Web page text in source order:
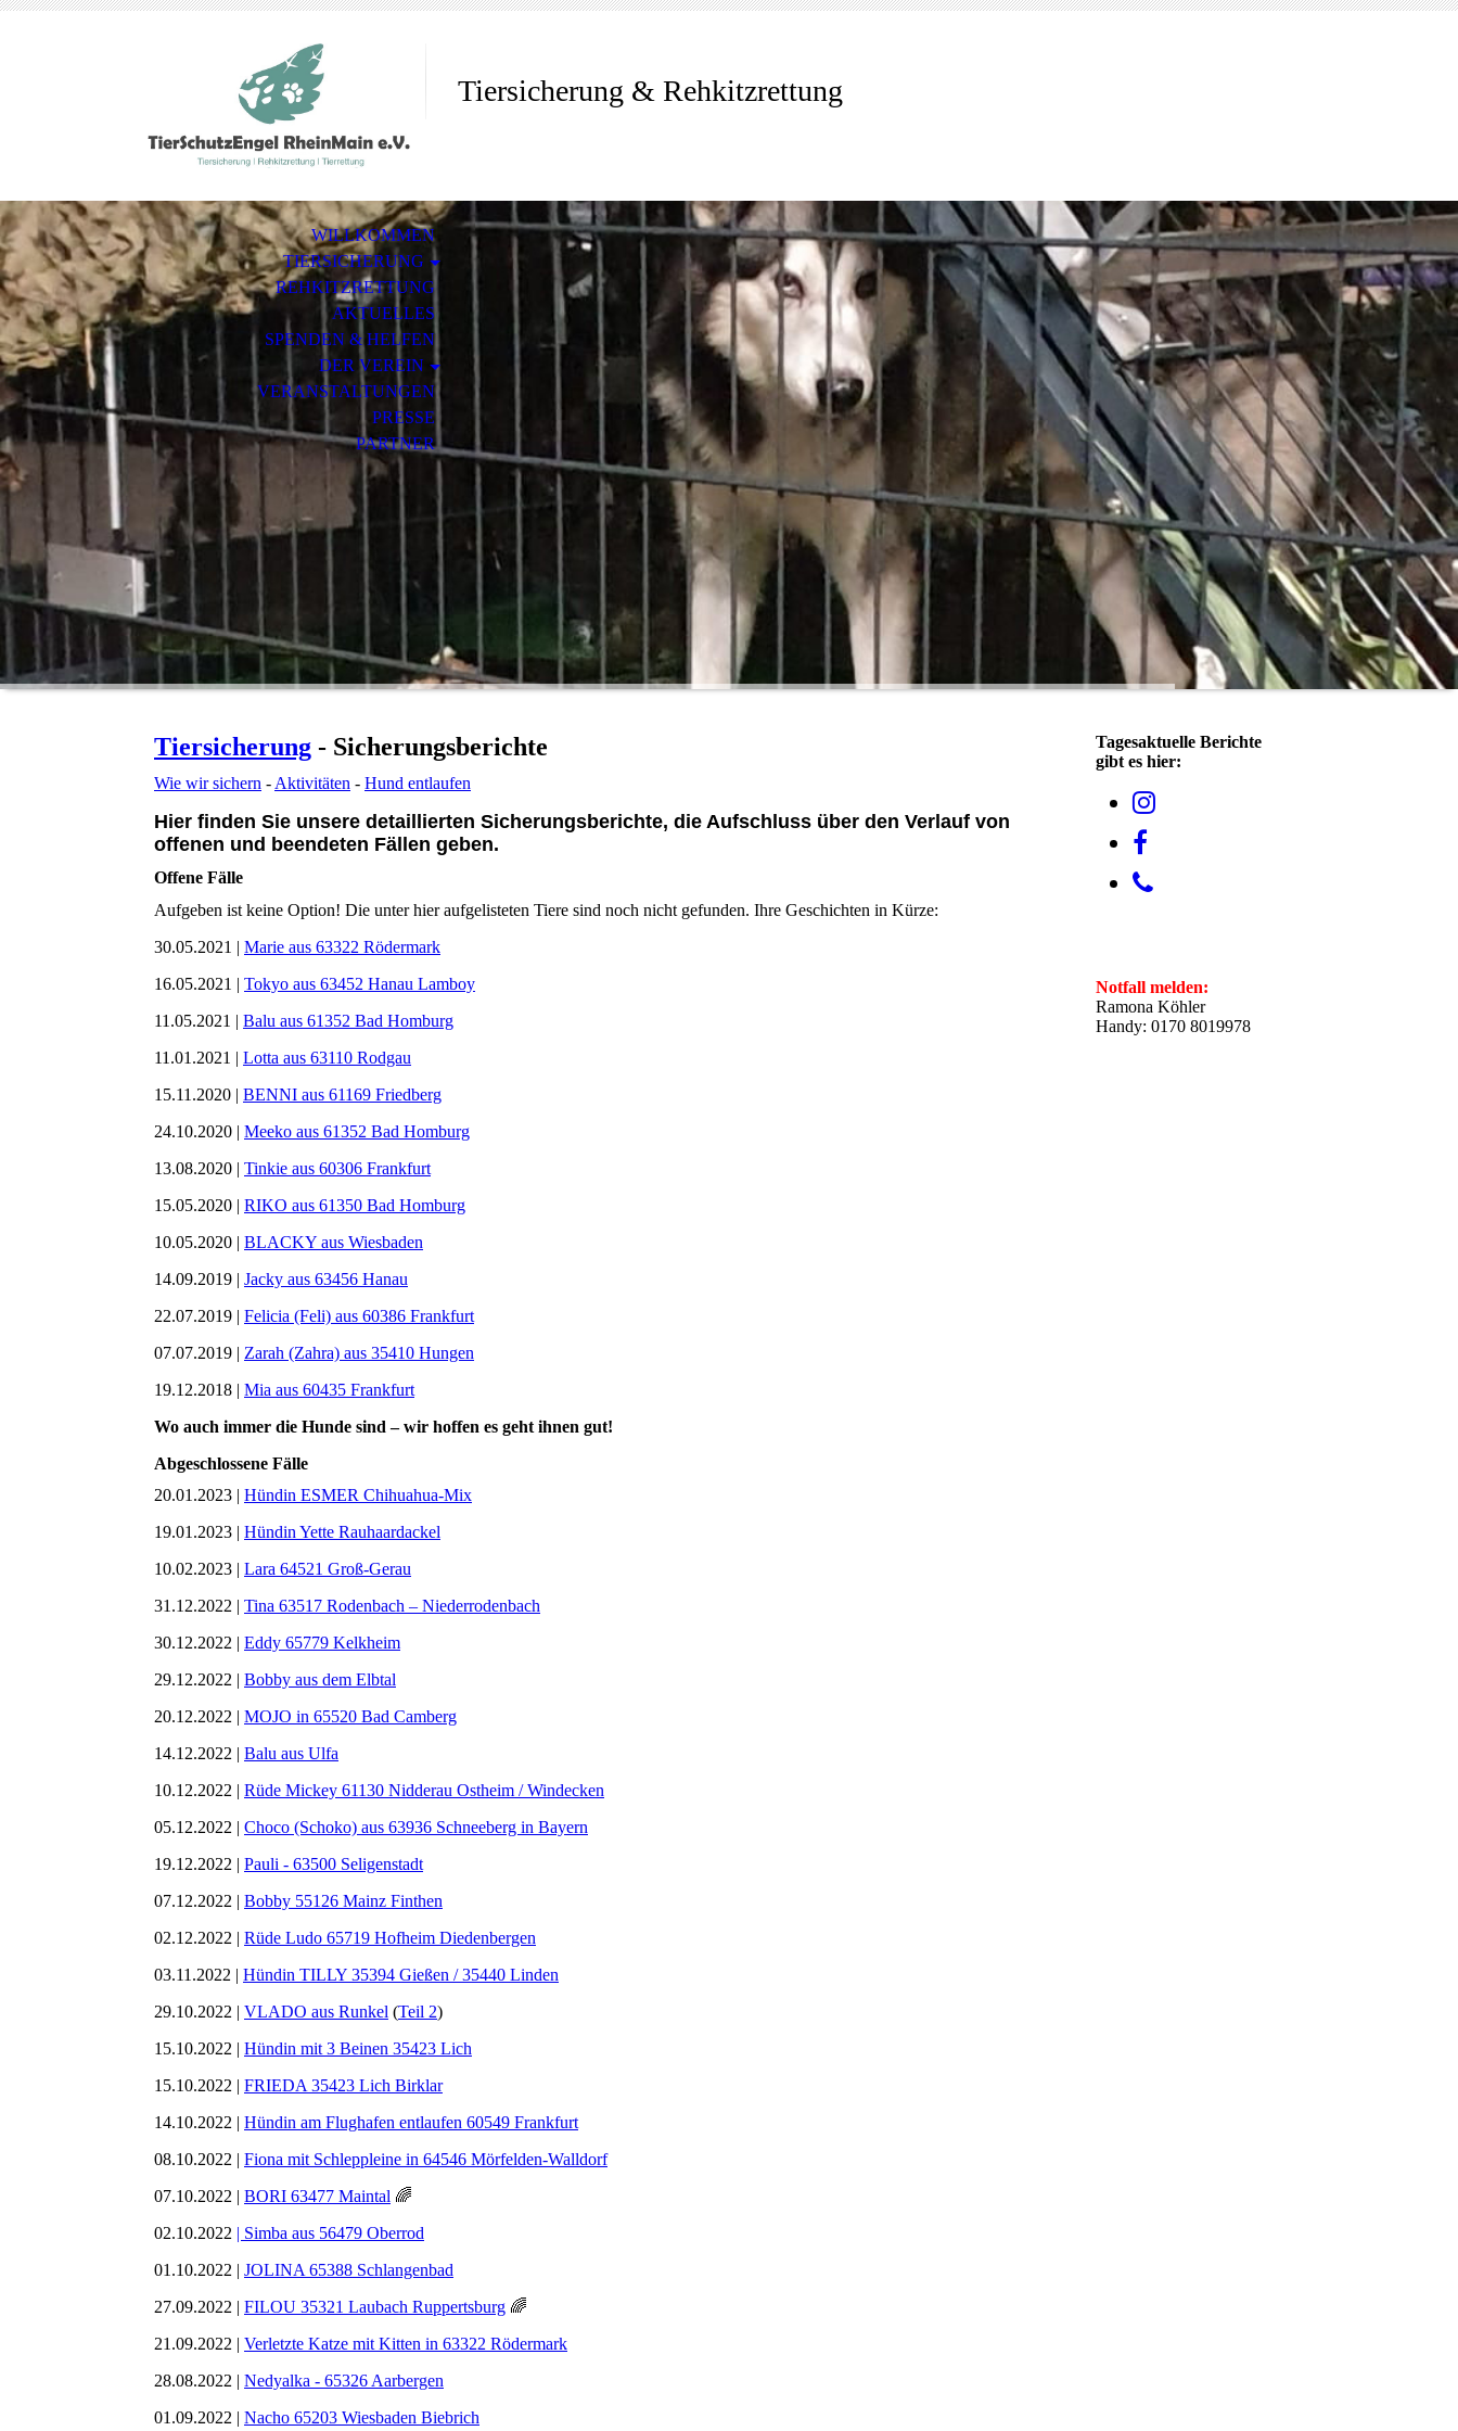
Tiersicherung & Rehkitzrettung
WILLKOMMEN
TIERSICHERUNG
REHKITZRETTUNG
AKTUELLES
SPENDEN & HELFEN
DER VEREIN
VERANSTALTUNGEN
PRESSE
PARTNER
Tiersicherung - Sicherungsberichte
Wie wir sichern - Aktivitäten - Hund entlaufen
Hier finden Sie unsere detaillierten Sicherungsberichte, die Aufschluss über den Verlauf von
offenen und beendeten Fällen geben.
Offene Fälle
Aufgeben ist keine Option! Die unter hier aufgelisteten Tiere sind noch nicht gefunden. Ihre Geschichten in Kürze:
30.05.2021 | Marie aus 63322 Rödermark
16.05.2021 | Tokyo aus 63452 Hanau Lamboy
11.05.2021 | Balu aus 61352 Bad Homburg
11.01.2021 | Lotta aus 63110 Rodgau
15.11.2020 | BENNI aus 61169 Friedberg
24.10.2020 | Meeko aus 61352 Bad Homburg
13.08.2020 | Tinkie aus 60306 Frankfurt
15.05.2020 | RIKO aus 61350 Bad Homburg
10.05.2020 | BLACKY aus Wiesbaden
14.09.2019 | Jacky aus 63456 Hanau
22.07.2019 | Felicia (Feli) aus 60386 Frankfurt
07.07.2019 | Zarah (Zahra) aus 35410 Hungen
19.12.2018 | Mia aus 60435 Frankfurt
Wo auch immer die Hunde sind – wir hoffen es geht ihnen gut!
Abgeschlossene Fälle
20.01.2023 | Hündin ESMER Chihuahua-Mix
19.01.2023 | Hündin Yette Rauhaardackel
10.02.2023 | Lara 64521 Groß-Gerau
31.12.2022 | Tina 63517 Rodenbach – Niederrodenbach
30.12.2022 | Eddy 65779 Kelkheim
29.12.2022 | Bobby aus dem Elbtal
20.12.2022 | MOJO in 65520 Bad Camberg
14.12.2022 | Balu aus Ulfa
10.12.2022 | Rüde Mickey 61130 Nidderau Ostheim / Windecken
05.12.2022 | Choco (Schoko) aus 63936 Schneeberg in Bayern
19.12.2022 | Pauli - 63500 Seligenstadt
07.12.2022 | Bobby 55126 Mainz Finthen
02.12.2022 | Rüde Ludo 65719 Hofheim Diedenbergen
03.11.2022 | Hündin TILLY 35394 Gießen / 35440 Linden
29.10.2022 | VLADO aus Runkel (Teil 2)
15.10.2022 | Hündin mit 3 Beinen 35423 Lich
15.10.2022 | FRIEDA 35423 Lich Birklar
14.10.2022 | Hündin am Flughafen entlaufen 60549 Frankfurt
08.10.2022 | Fiona mit Schleppleine in 64546 Mörfelden-Walldorf
07.10.2022 | BORI 63477 Maintal 🌈
02.10.2022 | Simba aus 56479 Oberrod
01.10.2022 | JOLINA 65388 Schlangenbad
27.09.2022 | FILOU 35321 Laubach Ruppertsburg 🌈
21.09.2022 | Verletzte Katze mit Kitten in 63322 Rödermark
28.08.2022 | Nedyalka - 65326 Aarbergen
01.09.2022 | Nacho 65203 Wiesbaden Biebrich
Tagesaktuelle Berichte
gibt es hier:
Notfall melden:
Ramona Köhler
Handy: 0170 8019978